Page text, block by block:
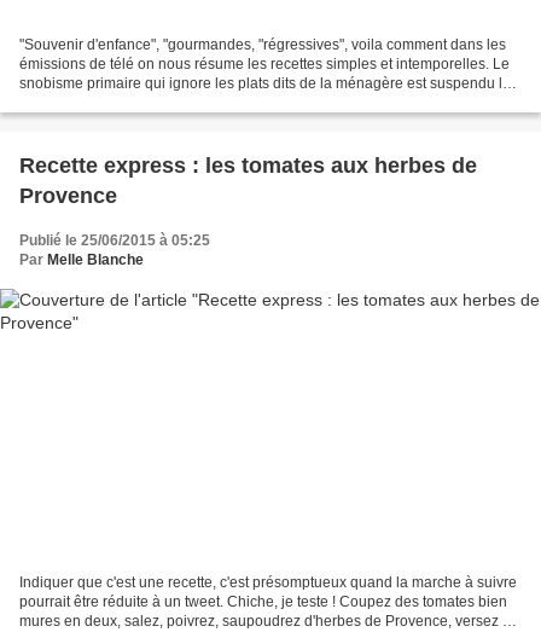
"Souvenir d'enfance", "gourmandes, "régressives", voila comment dans les
émissions de télé on nous résume les recettes simples et intemporelles. Le
snobisme primaire qui ignore les plats dits de la ménagère est suspendu le
Recette express : les tomates aux herbes de
Provence
Publié le 25/06/2015 à 05:25
Par Melle Blanche
Indiquer que c'est une recette, c'est présomptueux quand la marche à suivre
pourrait être réduite à un tweet. Chiche, je teste ! Coupez des tomates bien
mures en deux, salez, poivrez, saupoudrez d'herbes de Provence, versez 5